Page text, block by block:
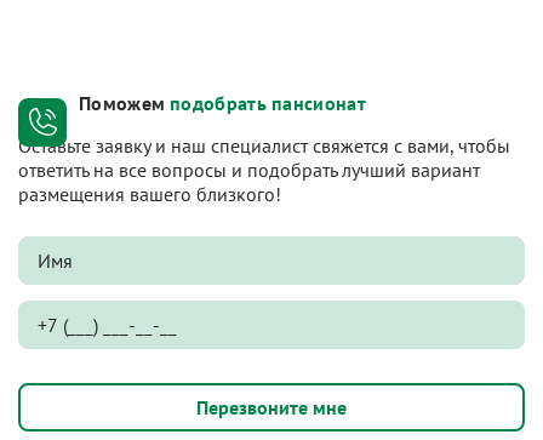
Поможем подобрать пансионат
Оставьте заявку и наш специалист свяжется с вами, чтобы
ответить на все вопросы и подобрать лучший вариант
размещения вашего близкого!